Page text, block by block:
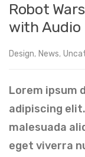
Robot
with Audio
Design, News,
Lorem ipsum
adipiscing
malesuada
eget viverra